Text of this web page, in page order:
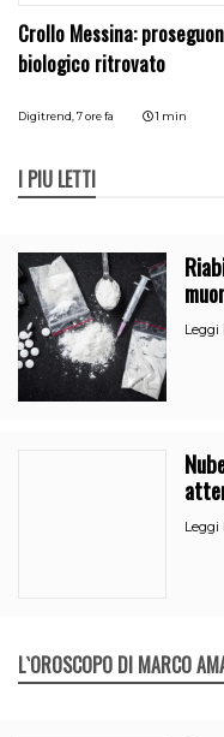
Crollo Messina:
biologico ritrovato
Digitrend, 7 ore fa 1 min
I PIÙ LETTI
Leggi
Leggi
L`OROSCOPO DI MARCO